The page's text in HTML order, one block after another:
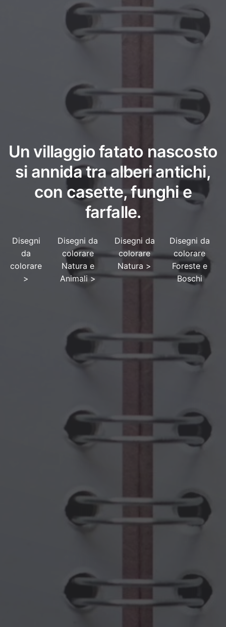
Un villaggio fatato nascosto
si annida tra alberi antichi,
con casette, funghi e
farfalle.
Disegni
da
colorare
>
Disegni da
colorare
Natura e
Animali>
Disegni da
colorare
Natura >
Disegni da
colorare
Foreste e
Boschi